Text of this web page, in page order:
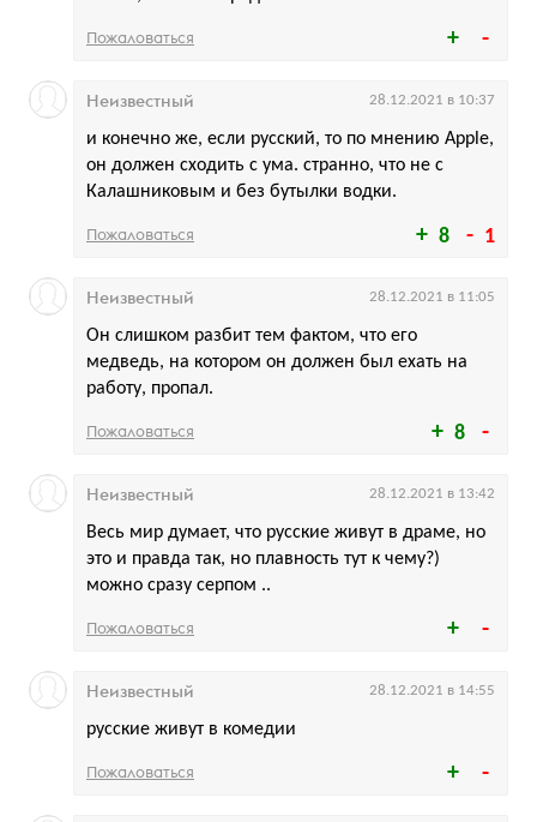
Пожаловаться
8 1
и конечно же, если русский, то по мнению Apple,
он должен сходить с ума. странно, что не с
Калашниковым и без бутылки водки.
Неизвестный 28.12.2021 в 10:37
Пожаловаться
8
Он слишком разбит тем фактом, что его
медведь, на котором он должен был ехать на
работу, пропал.
Неизвестный 28.12.2021 в 11:05
Пожаловаться
Весь мир думает, что русские живут в драме, но
это и правда так, но плавность тут к чему?)
можно сразу серпом ..
Неизвестный 28.12.2021 в 13:42
Пожаловаться
русские живут в комедии
Неизвестный 28.12.2021 в 14:55
Пожаловаться